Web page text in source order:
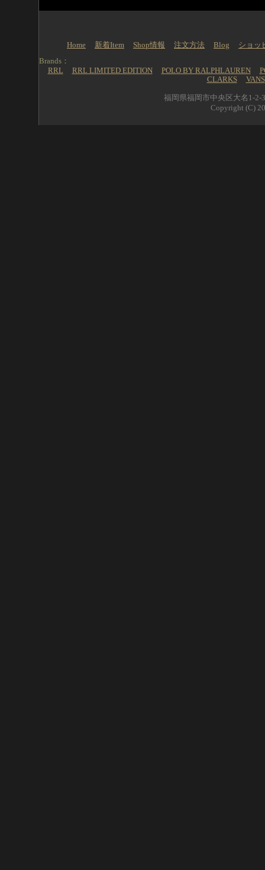
Home 新着Item Shop情報 注文方法 Blog
ショッ
Brands：
RRL
RRL LIMITED EDITION POLO BY RALPHLAUREN
CLARKS
VANS
福岡県福岡市中央区大名1-2-
Copyright (C)